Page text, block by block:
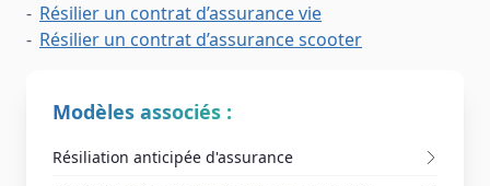
Résilier un contrat d’assurance vie
Résilier un contrat d’assurance scooter
Modèles associés :
Résiliation anticipée d'assurance